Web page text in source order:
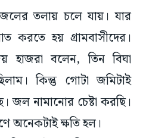
তলায় চলে যায়। যার
করতে হয় গ্রামবাসীদের।
হাজরা বলেন, তিন বিঘা
কিন্তু গোটা জমিটাই
জল নামানোর চেষ্টা করছি।
অনেকটাই ক্ষতি হল।